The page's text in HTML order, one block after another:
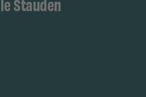
Stauden